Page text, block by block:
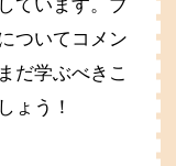
ています。ブ
ついてコメン
だ学ぶべきこ
ょう！